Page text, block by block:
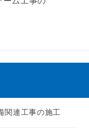
します！
関連工事の施工